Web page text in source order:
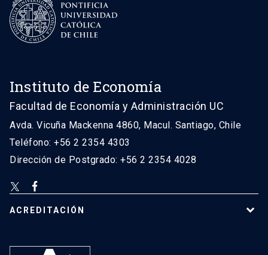
Instituto de Economía
Facultad de Economía y Administración UC
Avda. Vicuña Mackenna 4860, Macul. Santiago, Chile
Teléfono: +56 2 2354 4303
Dirección de Postgrado: +56 2 2354 4028
ACREDITACIÓN